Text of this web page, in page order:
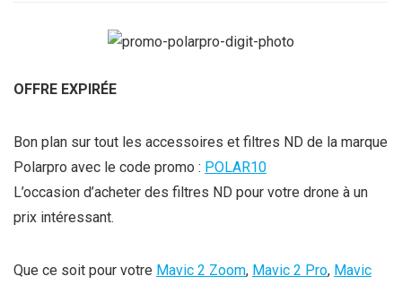
OFFRE EXPIRÉE
Bon plan sur tout les accessoires et filtres ND de la marque
Polarpro avec le code promo : POLAR10
L’occasion d’acheter des filtres ND pour votre drone à un
prix intéressant.
Que ce soit pour votre Mavic 2 Zoom, Mavic 2 Pro, Mavic